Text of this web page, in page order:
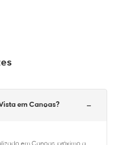
em Canoas? −
em Canoas, próximo a